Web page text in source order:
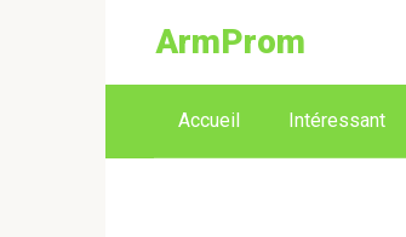
ArmProm
Accueil Intéressant